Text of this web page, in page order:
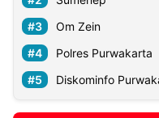
Om Zein
Polres Purwakarta
Diskominfo